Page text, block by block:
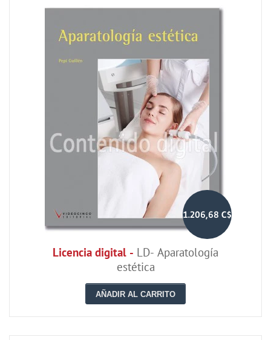
1.206,68 C$
Licencia digital - LD- Aparatología
estética
AÑADIR AL CARRITO